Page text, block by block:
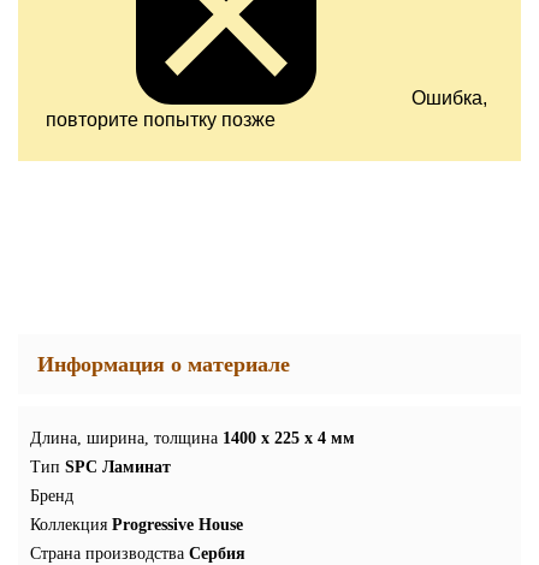
Ошибка,
повторите попытку позже
Информация о материале
Длина, ширина, толщина 1400 x 225 x 4 мм
Тип SPC Ламинат
Бренд
Коллекция Progressive House
Страна производства Сербия